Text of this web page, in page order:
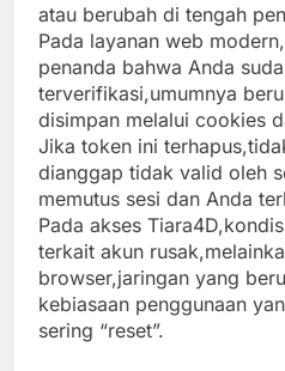
atau berubah di tengah
Pada layanan web
penanda bahwa Anda
terverifikasi,umumnya
disimpan melalui cookies
Jika token ini
dianggap tidak valid oleh
memutus sesi dan Anda
Pada akses
terkait akun
browser,jaringan yang
kebiasaan penggunaan
sering “reset”.